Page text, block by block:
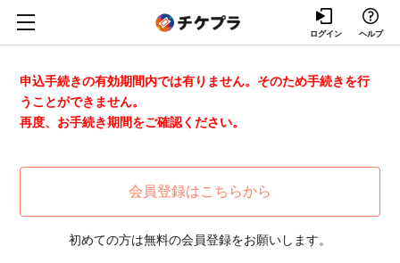
ログイン ヘルプ
申込手続きの有効期間内では有りません。そのため手続きを行
うことができません。
再度、お手続き期間をご確認ください。
会員登録はこちらから
初めての方は無料の会員登録をお願いします。